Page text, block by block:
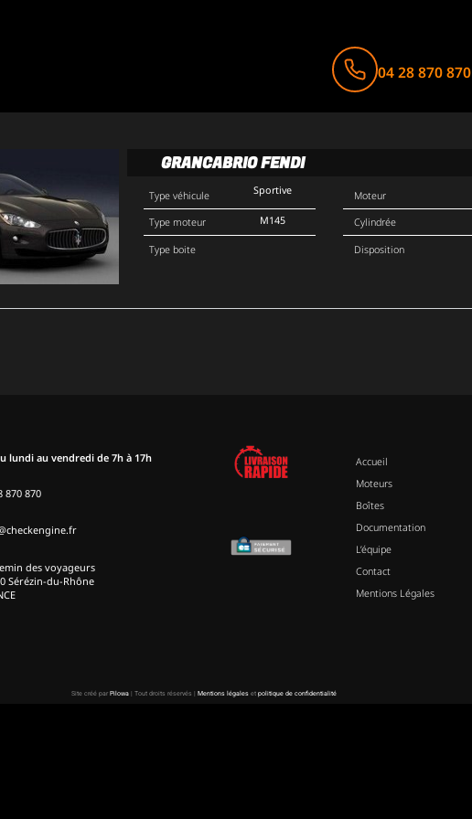
04 28 870 870
GRANCABRIO FENDI
Type véhicule
Type moteur
Type boite
Sportive
M145
Moteur
Cylindrée
Disposition
lundi au vendredi de 7h à 17h
870 870
des voyageurs
Sérézin-du-Rhône
Accueil
Moteurs
Boîtes
Documentation
L’équipe
Contact
Mentions Légales
Site créé par Pilowa | Tout droits réservés | Mentions légales et politique de confidentialité